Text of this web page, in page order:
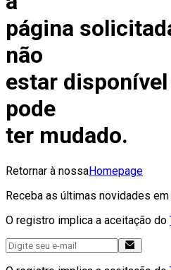
página
não
estar disponível
pode
ter mudado.
Retornar à nossaHomepage
Receba as últimas novidades
O registro implica a aceitação do